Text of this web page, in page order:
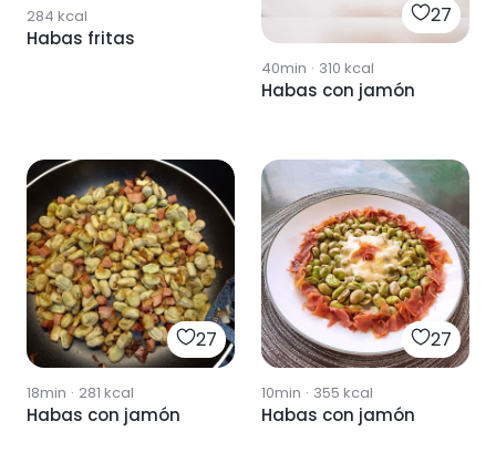
284 kcal
Habas fritas
27
40min · 310 kcal
Habas con jamón
27
18min · 281 kcal
Habas con jamón
27
10min · 355 kcal
Habas con jamón